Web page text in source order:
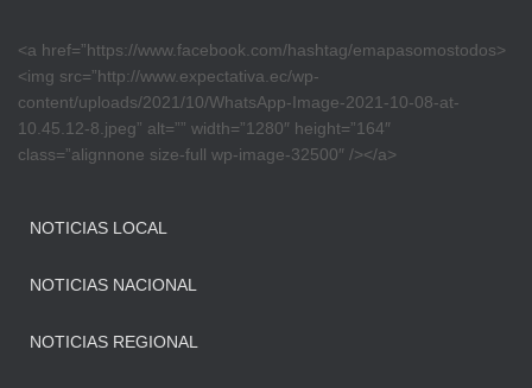
<a href=”https://www.facebook.com/hashtag/emapasomostodos>
<img src=”http://www.expectativa.ec/wp-
content/uploads/2021/10/WhatsApp-Image-2021-10-08-at-
10.45.12-8.jpeg” alt=”” width=”1280″ height=”164″
class=”alignnone size-full wp-image-32500″ /></a>
NOTICIAS LOCAL
NOTICIAS NACIONAL
NOTICIAS REGIONAL